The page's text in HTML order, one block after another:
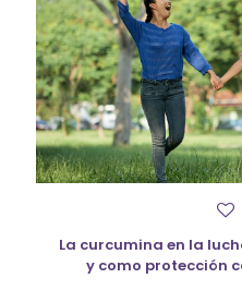
La curcumina en la
y como protección